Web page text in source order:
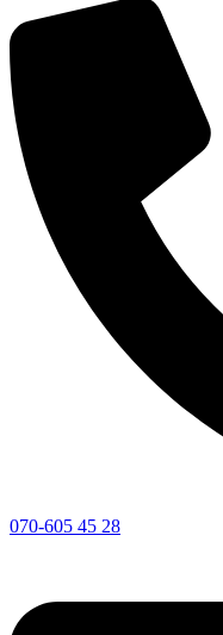
070-605 45 28